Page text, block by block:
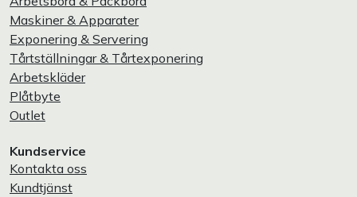
Maskiner & Apparater
Exponering & Servering
Tårtställningar & Tårtexponering
Arbetskläder
Plåtbyte
Outlet
Kundservice
Kontakta oss
Kundtjänst